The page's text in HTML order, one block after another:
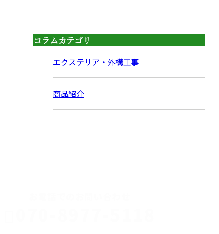
コラムカテゴリ
エクステリア・外構工事
商品紹介